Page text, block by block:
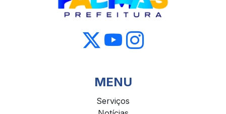
MENU
Serviços